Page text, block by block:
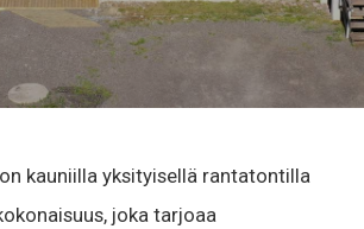
kauniilla yksityisellä rantatontilla
joka tarjoaa